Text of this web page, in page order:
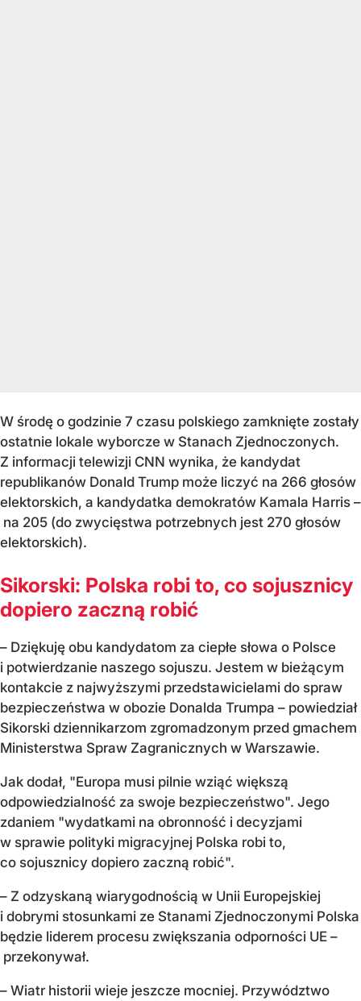
W środę o godzinie 7 czasu polskiego zamknięte zostały
ostatnie lokale wyborcze w Stanach Zjednoczonych.
Z informacji telewizji CNN wynika, że kandydat
republikanów Donald Trump może liczyć na 266 głosów
elektorskich, a kandydatka demokratów Kamala Harris –
na 205 (do zwycięstwa potrzebnych jest 270 głosów
elektorskich).
Sikorski: Polska robi to, co sojusznicy
dopiero zaczną robić
– Dziękuję obu kandydatom za ciepłe słowa o Polsce
i potwierdzanie naszego sojuszu. Jestem w bieżącym
kontakcie z najwyższymi przedstawicielami do spraw
bezpieczeństwa w obozie Donalda Trumpa – powiedział
Sikorski dziennikarzom zgromadzonym przed gmachem
Ministerstwa Spraw Zagranicznych w Warszawie.
Jak dodał, "Europa musi pilnie wziąć większą
odpowiedzialność za swoje bezpieczeństwo". Jego
zdaniem "wydatkami na obronność i decyzjami
w sprawie polityki migracyjnej Polska robi to,
co sojusznicy dopiero zaczną robić".
– Z odzyskaną wiarygodnością w Unii Europejskiej
i dobrymi stosunkami ze Stanami Zjednoczonymi Polska
będzie liderem procesu zwiększania odporności UE –
przekonywał.
– Wiatr historii wieje jeszcze mocniej. Przywództwo